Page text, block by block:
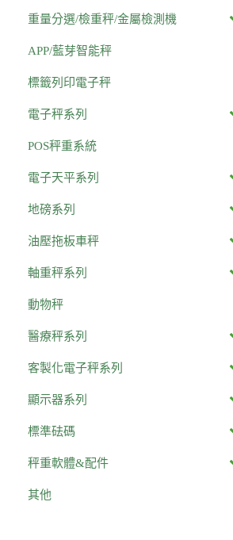
重量分選/檢重秤/金屬檢測機
APP/藍芽智能秤
標籤列印電子秤
電子秤系列
POS秤重系統
電子天平系列
地磅系列
油壓拖板車秤
軸重秤系列
動物秤
醫療秤系列
客製化電子秤系列
顯示器系列
標準砝碼
秤重軟體&配件
其他